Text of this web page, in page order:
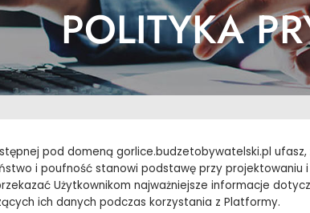
POLITYKA
pod domeną gorlice.budzetobywatelski.pl
i poufność stanowi podstawę przy projektowaniu
Użytkownikom najważniejsze informacje
ich danych podczas korzystania z Platformy.